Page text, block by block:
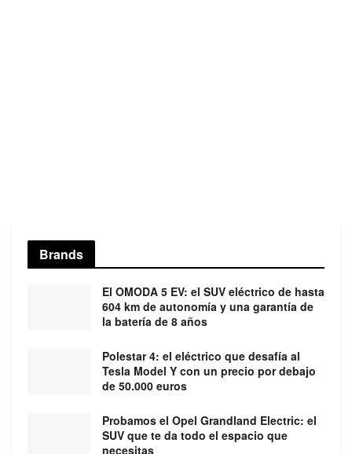
Brands
El OMODA 5 EV: el SUV eléctrico de hasta
604 km de autonomía y una garantía de
la batería de 8 años
Polestar 4: el eléctrico que desafía al
Tesla Model Y con un precio por debajo
de 50.000 euros
Probamos el Opel Grandland Electric: el
SUV que te da todo el espacio que
necesitas